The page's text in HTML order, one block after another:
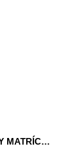
educativo
REUNIÓN ORIENTACIÓN Y MATRÍCULA para alumnado de 6º a 1º ESO